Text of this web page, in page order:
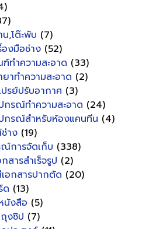
น,โต๊ะพับ (7)
องมือช่าง (52)
ทำความสะอาด (33)
ยาทำความสะอาด (2)
ปรย์ปรับอากาศ (3)
กรณ์ทำความสะอาด (24)
กรณ์สำหรับห้องแคนทีน (4)
าง (19)
การจัดเก็บ (338)
สารสำเร็จรูป (2)
อกสารปากตัด (20)
ด (13)
นังสือ (5)
งซิป (7)